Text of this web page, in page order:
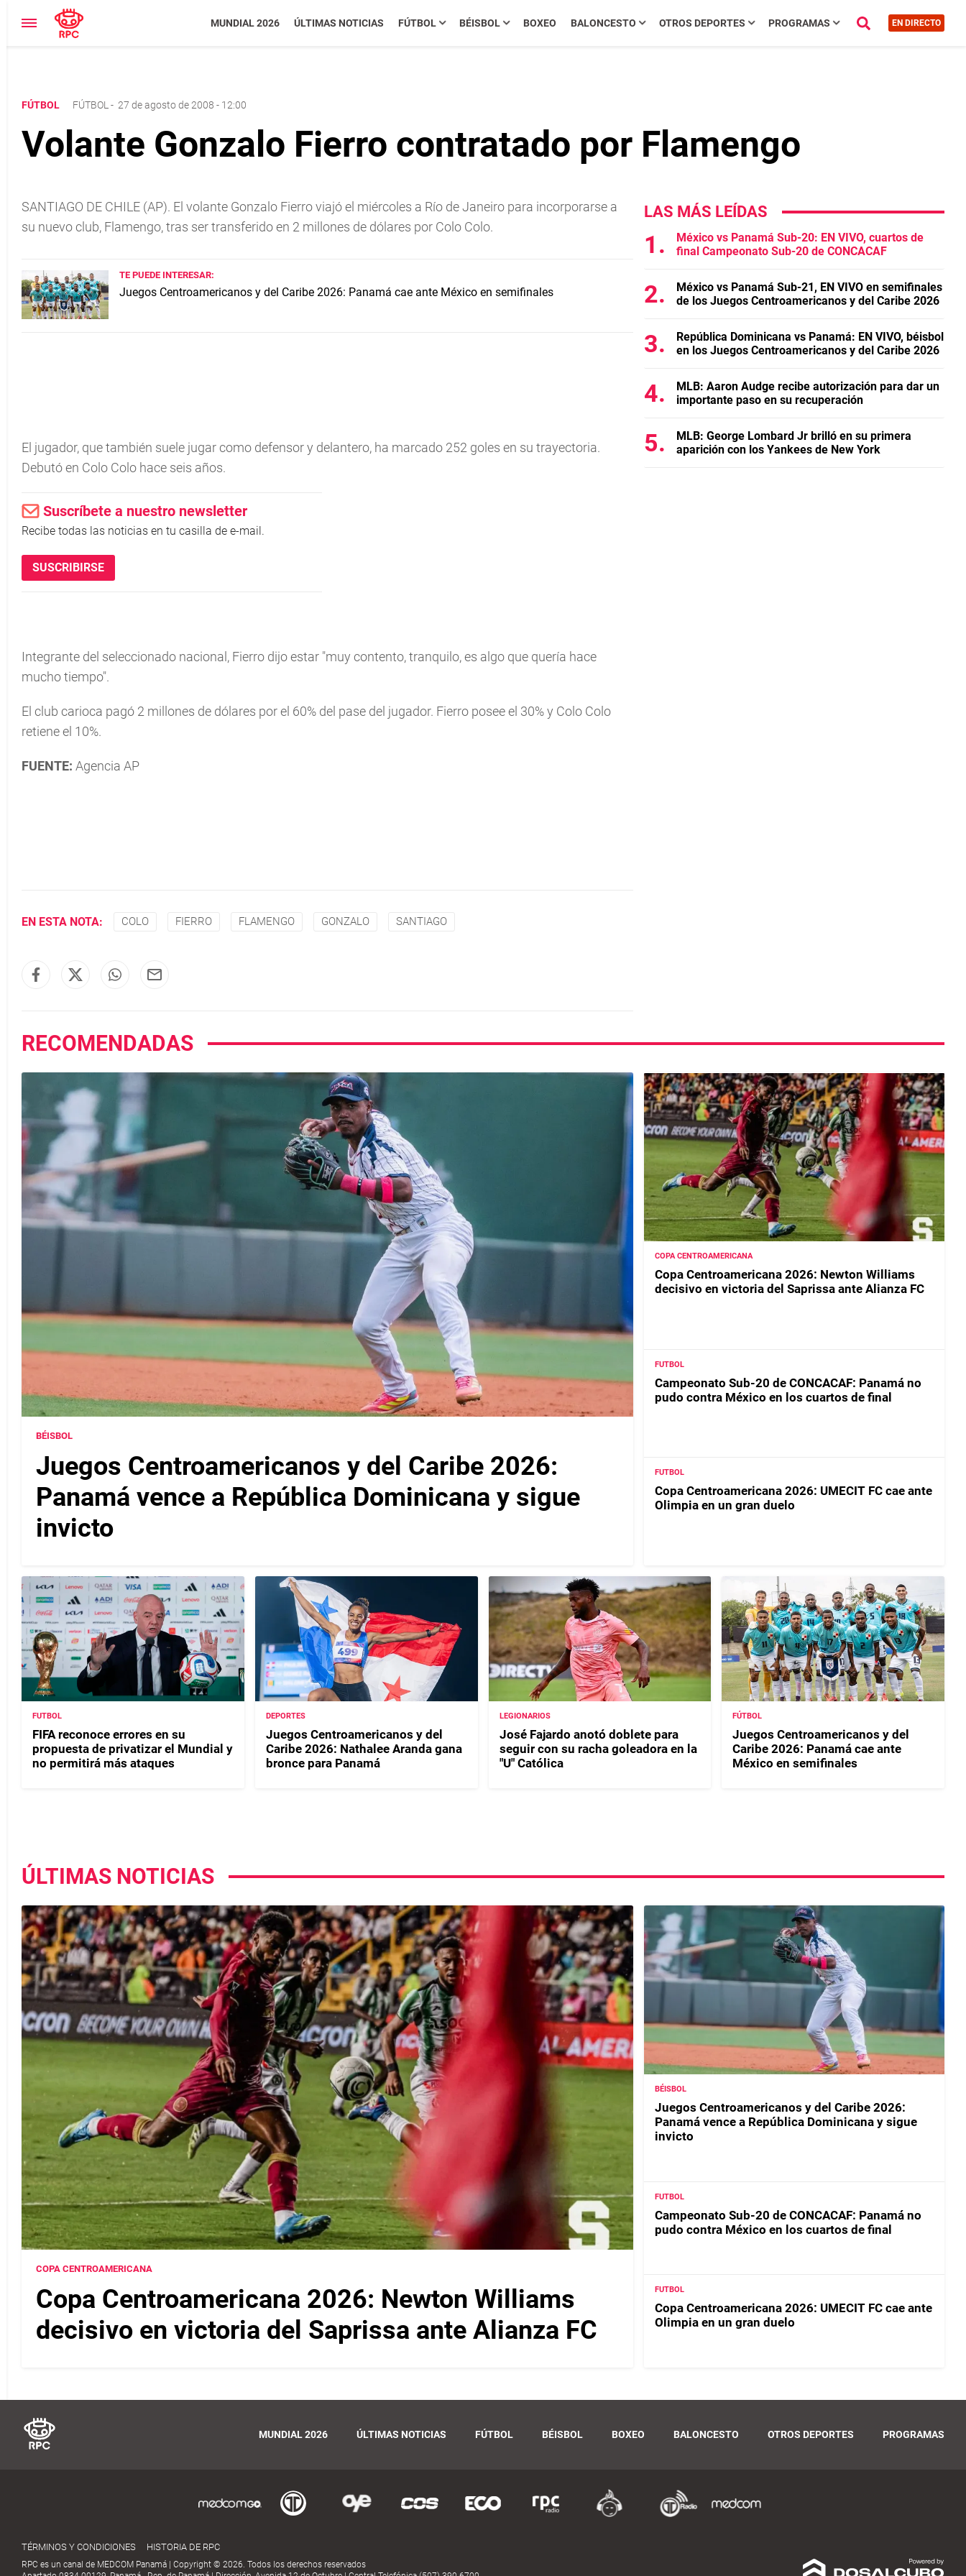
MUNDIAL 2026 ÚLTIMAS NOTICIAS FÚTBOL BÉISBOL BOXEO BALONCESTO OTROS DEPORTES PROGRAMAS EN DIRECTO
FÚTBOL FÚTBOL - 27 de agosto de 2008 - 12:00
Volante Gonzalo Fierro contratado por Flamengo
SANTIAGO DE CHILE (AP). El volante Gonzalo Fierro viajó el miércoles a Rí­o de Janeiro para incorporarse a
su nuevo club, Flamengo, tras ser transferido en 2 millones de dólares por Colo Colo.
TE PUEDE INTERESAR:
Juegos Centroamericanos y del Caribe 2026: Panamá cae ante México en semifinales
El jugador, que también suele jugar como defensor y delantero, ha marcado 252 goles en su trayectoria.
Debutó en Colo Colo hace seis años.
Suscríbete a nuestro newsletter
Recibe todas las noticias en tu casilla de e-mail.
SUSCRIBIRSE
Integrante del seleccionado nacional, Fierro dijo estar "muy contento, tranquilo, es algo que querí­a hace
mucho tiempo".
El club carioca pagó 2 millones de dólares por el 60% del pase del jugador. Fierro posee el 30% y Colo Colo
retiene el 10%.
FUENTE: Agencia AP
EN ESTA NOTA: COLO FIERRO FLAMENGO GONZALO SANTIAGO
LAS MÁS LEÍDAS
México vs Panamá Sub-20: EN VIVO, cuartos de
final Campeonato Sub-20 de CONCACAF
México vs Panamá Sub-21, EN VIVO en semifinales
de los Juegos Centroamericanos y del Caribe 2026
República Dominicana vs Panamá: EN VIVO, béisbol
en los Juegos Centroamericanos y del Caribe 2026
MLB: Aaron Audge recibe autorización para dar un
importante paso en su recuperación
MLB: George Lombard Jr brilló en su primera
aparición con los Yankees de New York
RECOMENDADAS
BÉISBOL
Juegos Centroamericanos y del Caribe 2026:
Panamá vence a República Dominicana y sigue
invicto
COPA CENTROAMERICANA
Copa Centroamericana 2026: Newton Williams
decisivo en victoria del Saprissa ante Alianza FC
FUTBOL
Campeonato Sub-20 de CONCACAF: Panamá no
pudo contra México en los cuartos de final
FUTBOL
Copa Centroamericana 2026: UMECIT FC cae ante
Olimpia en un gran duelo
FUTBOL
FIFA reconoce errores en su
propuesta de privatizar el Mundial y
no permitirá más ataques
DEPORTES
Juegos Centroamericanos y del
Caribe 2026: Nathalee Aranda gana
bronce para Panamá
LEGIONARIOS
José Fajardo anotó doblete para
seguir con su racha goleadora en la
"U" Católica
FÚTBOL
Juegos Centroamericanos y del
Caribe 2026: Panamá cae ante
México en semifinales
ÚLTIMAS NOTICIAS
COPA CENTROAMERICANA
Copa Centroamericana 2026: Newton Williams
decisivo en victoria del Saprissa ante Alianza FC
BÉISBOL
Juegos Centroamericanos y del Caribe 2026:
Panamá vence a República Dominicana y sigue
invicto
FUTBOL
Campeonato Sub-20 de CONCACAF: Panamá no
pudo contra México en los cuartos de final
FUTBOL
Copa Centroamericana 2026: UMECIT FC cae ante
Olimpia en un gran duelo
MUNDIAL 2026 ÚLTIMAS NOTICIAS FÚTBOL BÉISBOL BOXEO BALONCESTO OTROS DEPORTES PROGRAMAS
TÉRMINOS Y CONDICIONES HISTORIA DE RPC
RPC es un canal de MEDCOM Panamá | Copyright © 2026. Todos los derechos reservados